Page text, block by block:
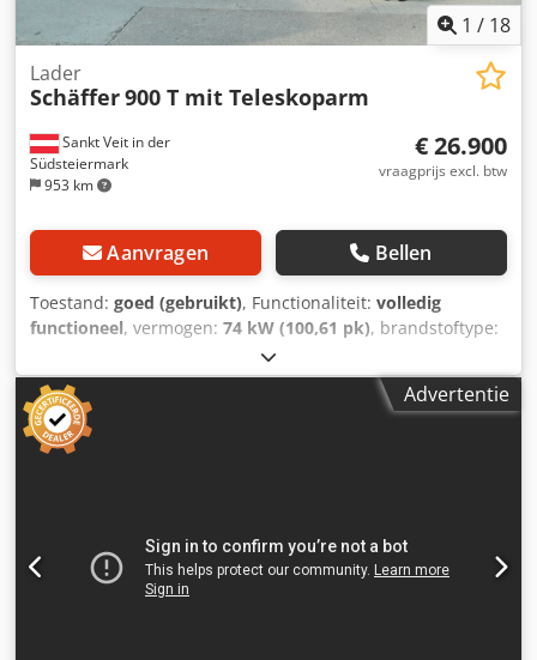
1 / 18
Sankt Veit in der
Südsteiermark
953 km
Lader
Schäffer900 T mit Teleskoparm
€ 26.900
vraagprijs excl. btw
Aanvragen Bellen
Toestand: goed (gebruikt), Functionaliteit: volledig
functioneel, vermogen: 74 kW (100,61 pk), brandstoftype:
, Bouwjaar:
bedrijfsturen:7.768 h, Uitrusting:
aanhangwagenkoppeling, cabine, extra koplampen,
vierwielaandrijving
telescooparm Bouwjaar: 2007 Volgens teller: 7.768 uur
snelwissel - alle extra hydraulische functies -
TELESCOOPARM - Cabine met verwarming, airco en radio -
Verlichtingsinstallatie - Joystickbediening - Direct inzetbaar
Advertentie